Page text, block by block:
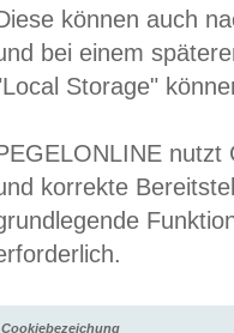
können auch
bei einem
Storage"
nutzt
korrekte
Cookiebezeichung